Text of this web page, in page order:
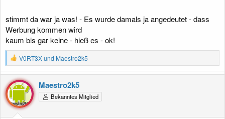
Ansonsten löscht doch einfach die Unterhaltung und gut ist. Wo ist
das Problem?
stimmt da war ja was! - Es wurde damals ja angedeutet - dass
Werbung kommen wird
kaum bis gar keine - hieß es - ok!
R
e
a
k
t
o
n
V0RT3Xund Maestro2k5
Maestro2k5
Bekanntes Mitglied